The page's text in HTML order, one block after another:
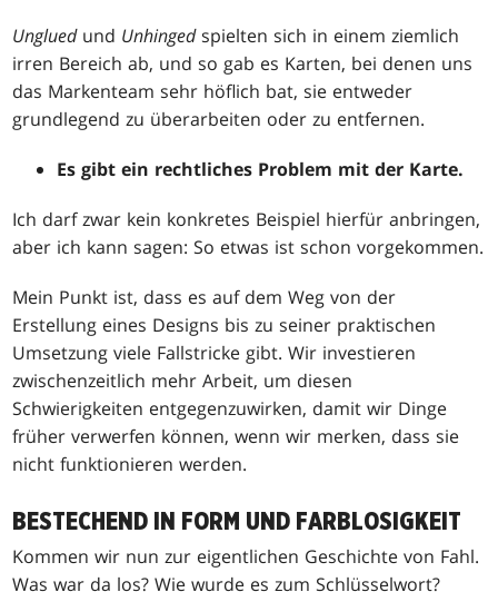
Ungluedund Unhingedspielten sich in einem ziemlich
irren Bereich ab, und so gab es Karten, bei denen uns
das Markenteam sehr höflich bat, sie entweder
grundlegend zu überarbeiten oder zu entfernen.
Es gibt ein rechtliches Problem mit der Karte.
Ich darf zwar kein konkretes Beispiel hierfür anbringen,
aber ich kann sagen: So etwas ist schon vorgekommen.
Mein Punkt ist, dass es auf dem Weg von der
Erstellung eines Designs bis zu seiner praktischen
Umsetzung viele Fallstricke gibt. Wir investieren
zwischenzeitlich mehr Arbeit, um diesen
Schwierigkeiten entgegenzuwirken, damit wir Dinge
früher verwerfen können, wenn wir merken, dass sie
nicht funktionieren werden.
BESTECHEND IN FORM UND FARBLOSIGKEIT
Kommen wir nun zur eigentlichen Geschichte von Fahl.
Was war da los? Wie wurde es zum Schlüsselwort?